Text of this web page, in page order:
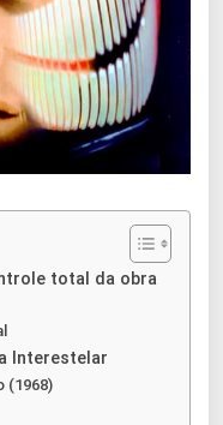
total da obra
Interestelar
(1968)